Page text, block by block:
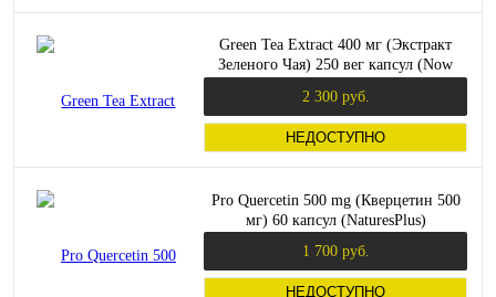
Green Tea Extract 400 мг (Экстракт
Зеленого Чая) 250 вег капсул (Now
2 300 руб.
НЕДОСТУПНО
Pro Quercetin 500 mg (Кверцетин 500
мг) 60 капсул (NaturesPlus)
1 700 руб.
НЕДОСТУПНО